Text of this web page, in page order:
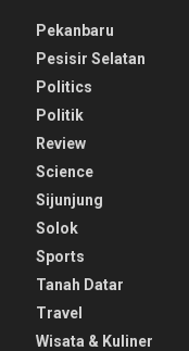
Pekanbaru
Pesisir Selatan
Politics
Politik
Review
Science
Sijunjung
Solok
Sports
Tanah Datar
Travel
Wisata & Kuliner